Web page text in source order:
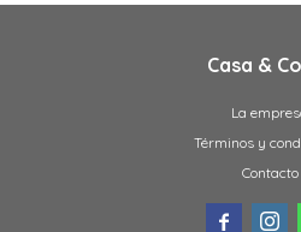
Casa &
La
Términos y
Contacto
 